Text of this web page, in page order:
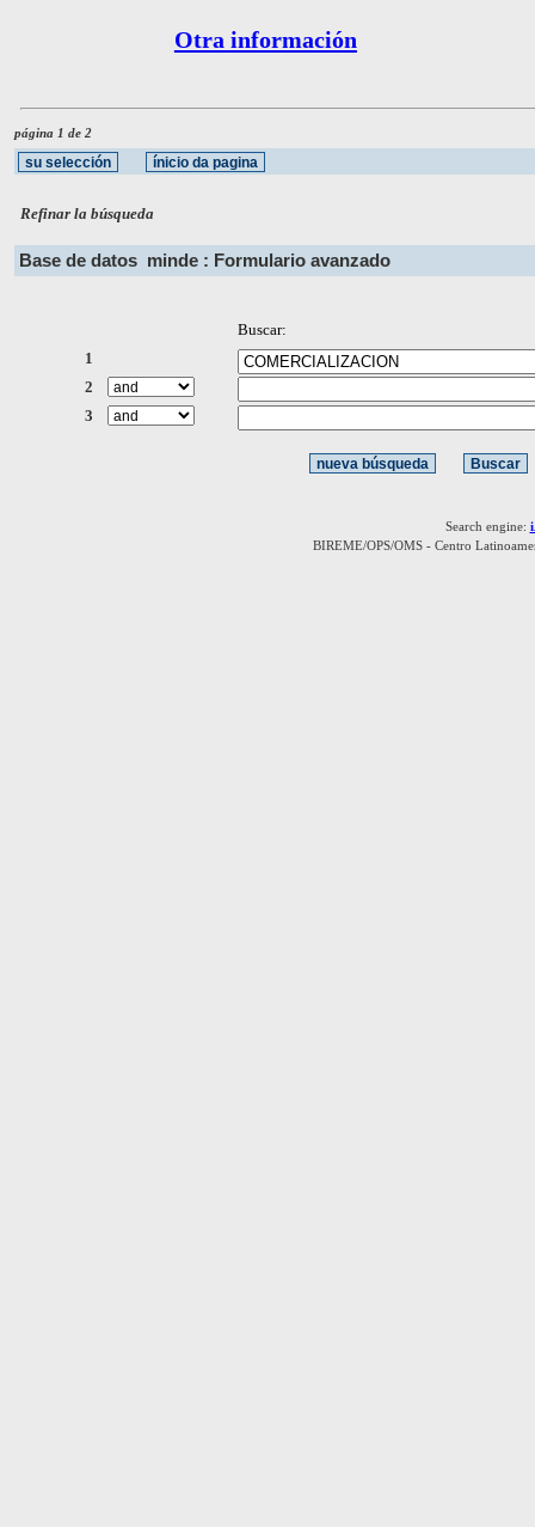
Otra información
página 1 de 2
Refinar la búsqueda
Base de datos minde : Formulario avanzado
Buscar:
1
2
3
Search engine:
BIREME/OPS/OMS - Centro